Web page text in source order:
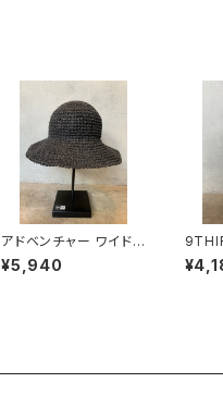
アドベンチャー ワイドブ
リム Paper Crochet
Hat ブラック
¥5,940
ー ロ
ース